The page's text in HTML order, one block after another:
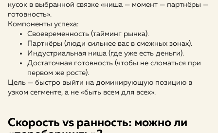
кусок в выбранной связке «ниша — момент — партнёры —
готовность».
Компоненты успеха:
Своевременность (тайминг рынка).
Партнёры (люди сильнее вас в смежных зонах).
Индустриальная ниша (где уже есть деньги).
Достаточная готовность (чтобы не сломаться при
первом же росте).
Цель — быстро выйти на доминирующую позицию в
узком сегменте, а не «быть всем для всех».
Скорость vs ранность: можно ли